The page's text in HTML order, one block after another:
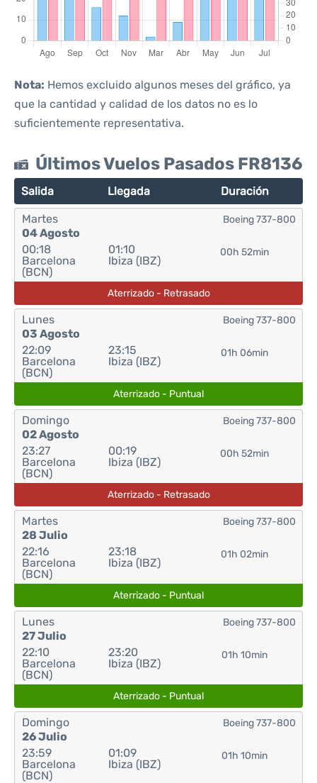
Nota: Hemos excluido algunos meses del gráfico, ya
que la cantidad y calidad de los datos no es lo
suficientemente representativa.
Últimos Vuelos Pasados FR8136
Salida Llegada Duración
Martes
04 Agosto
00:18
Barcelona
(BCN)
01:10
Ibiza (IBZ)
00h 52min
Boeing 737-800
Aterrizado - Retrasado
Lunes
03 Agosto
22:09
Barcelona
(BCN)
23:15
Ibiza (IBZ)
01h 06min
Boeing 737-800
Aterrizado - Puntual
Domingo
02 Agosto
23:27
Barcelona
(BCN)
00:19
Ibiza (IBZ)
00h 52min
Boeing 737-800
Aterrizado - Retrasado
Martes
28 Julio
22:16
Barcelona
(BCN)
23:18
Ibiza (IBZ)
01h 02min
Boeing 737-800
Aterrizado - Puntual
Lunes
27 Julio
22:10
Barcelona
(BCN)
23:20
Ibiza (IBZ)
01h 10min
Boeing 737-800
Aterrizado - Puntual
Domingo
26 Julio
23:59
Barcelona
(BCN)
01:09
Ibiza (IBZ)
01h 10min
Boeing 737-800